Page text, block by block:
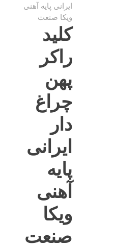
ایرانی پایه آهنی
ویکا صنعت
کلید
راکر
پهن
چراغ
دار
ایرانی
پایه
آهنی
ویکا
صنعت